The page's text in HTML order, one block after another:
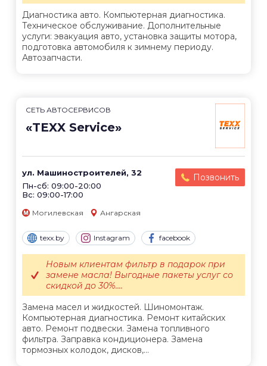
Диагностика авто. Компьютерная диагностика.
Техническое обслуживание. Дополнительные
услуги: эвакуация авто, установка защиты мотора,
подготовка автомобиля к зимнему периоду.
Автозапчасти.
СЕТЬ АВТОСЕРВИСОВ
«TEXX Service»
ул. Машиностроителей, 32
Пн-сб: 09:00-20:00
Вс: 09:00-17:00
Позвонить
Могилевская Ангарская
texx.by Instagram facebook
Замена масел и жидкостей. Шиномонтаж.
Компьютерная диагностика. Ремонт китайских
авто. Ремонт подвески. Замена топливного
фильтра. Заправка кондиционера. Замена
тормозных колодок, дисков,...
Новым клиентам фильтр в подарок при
замене масла! Выгодные пакеты услуг со
скидкой до 30%....